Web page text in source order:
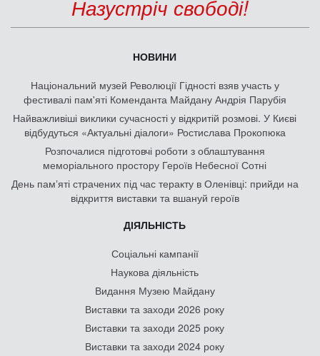
Назустріч свободі!
НОВИНИ
Національний музей Революції Гідності взяв участь у
фестивалі пам'яті Коменданта Майдану Андрія Парубія
Найважливіші виклики сучасності у відкритій розмові. У Києві
відбудуться «Актуальні діалоги» Ростислава Прокопюка
Розпочалися підготовчі роботи з облаштування
меморіального простору Героїв Небесної Сотні
День памʼяті страчених під час теракту в Оленівці: прийди на
відкриття виставки та вшануй героїв
ДІЯЛЬНІСТЬ
Соціальні кампанії
Наукова діяльність
Видання Музею Майдану
Виставки та заходи 2026 року
Виставки та заходи 2025 року
Виставки та заходи 2024 року